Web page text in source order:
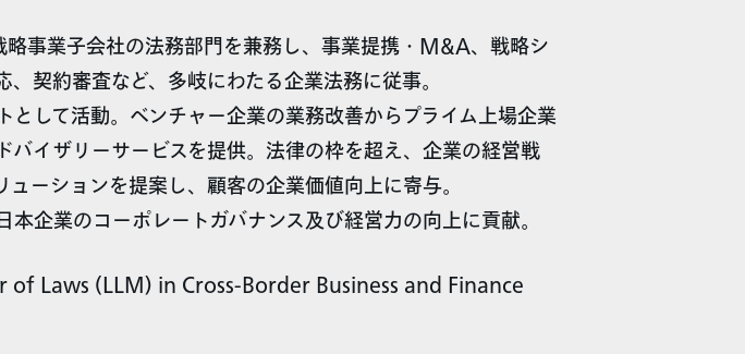
事業子会社の法務部門を兼務し、事業提携・M&A、戦略シ
契約審査など、多岐にわたる企業法務に従事。
して活動。ベンチャー企業の業務改善からプライム上場企業
イザリーサービスを提供。法律の枠を超え、企業の経営戦
ーションを提案し、顧客の企業価値向上に寄与。
企業のコーポレートガバナンス及び経営力の向上に貢献。
of Laws (LLM) in Cross-Border Business and Finance